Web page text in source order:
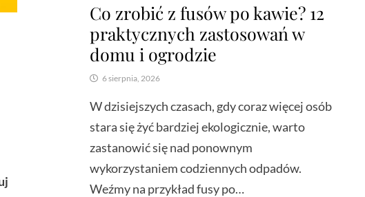
Co zrobić z fusów po kawie? 12
praktycznych zastosowań w
domu i ogrodzie
6 sierpnia, 2026
W dzisiejszych czasach, gdy coraz więcej osób
stara się żyć bardziej ekologicznie, warto
zastanowić się nad ponownym
wykorzystaniem codziennych odpadów.
Weźmy na przykład fusy po…